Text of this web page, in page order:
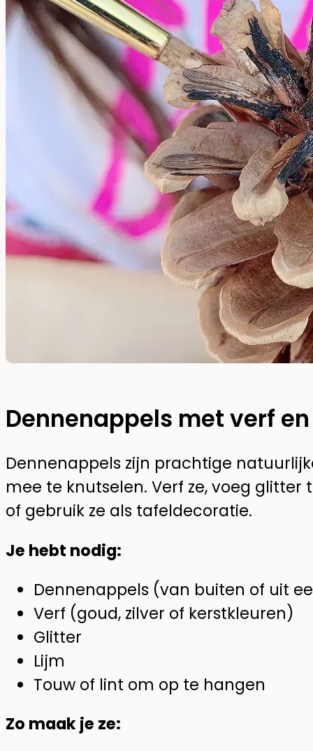
Dennenappels met verf
Dennenappels zijn prachtige
mee te knutselen. Verf ze, voeg
of gebruik ze als tafeldecoratie.
Je hebt nodig:
Dennenappels (van buiten of uit
Verf (goud, zilver of kerstkleuren)
Glitter
Lijm
Touw of lint om op te hangen
Zo maak je ze: